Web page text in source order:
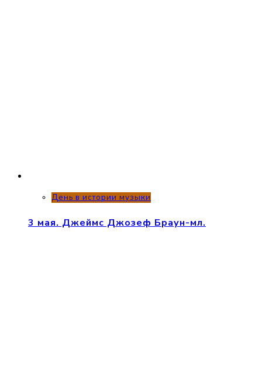
День в истории музыки
3 мая. Джеймс Джозеф Браун-мл.